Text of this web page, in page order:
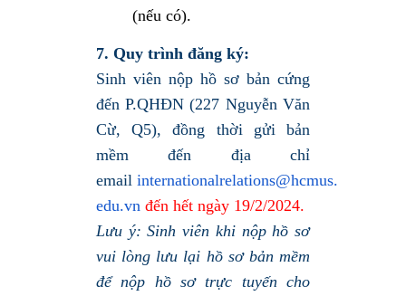
(nếu có).
7. Quy trình đăng ký:
Sinh viên nộp hồ sơ bản cứng
đến P.QHĐN (227 Nguyễn Văn
Cừ, Q5), đồng thời gửi bản
mềm đến địa chỉ
email internationalrelations@hcmus.
edu.vn đến hết ngày 19/2/2024.
Lưu ý: Sinh viên khi nộp hồ sơ
vui lòng lưu lại hồ sơ bản mềm
để nộp hồ sơ trực tuyến cho